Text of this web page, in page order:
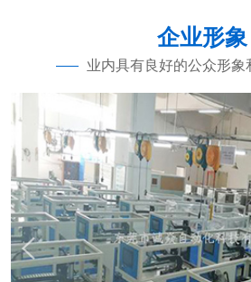
企业形象
业内具有良好的公众形象